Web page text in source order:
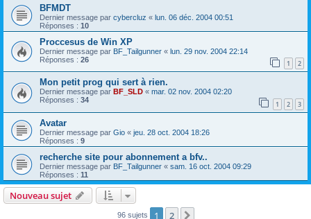
BFMDT
Dernier message par cybercluz « lun. 06 déc. 2004 00:51
Réponses : 10
Proccesus de Win XP
Dernier message par BF_Tailgunner « lun. 29 nov. 2004 22:14
Réponses : 26 1 2
Mon petit prog qui sert à rien.
Dernier message par BF_SLD « mar. 02 nov. 2004 02:20
Réponses : 34 1 2 3
Avatar
Dernier message par Gio « jeu. 28 oct. 2004 18:26
Réponses : 9
recherche site pour abonnement a bfv..
Dernier message par BF_Tailgunner « sam. 16 oct. 2004 09:29
Réponses : 11
Nouveau sujet
96 sujets 1 2